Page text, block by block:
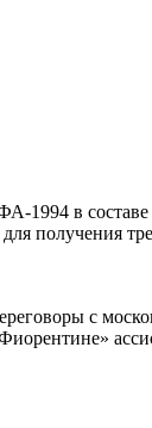
1994 в
получения
с